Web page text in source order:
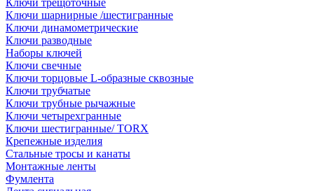
Ключи трещоточные
Ключи шарнирные /шестигранные
Ключи динамометрические
Ключи разводные
Наборы ключей
Ключи свечные
Ключи торцовые L-образные сквозные
Ключи трубчатые
Ключи трубные рычажные
Ключи четырехгранные
Ключи шестигранные/ TORX
Крепежные изделия
Стальные тросы и канаты
Монтажные ленты
Фумлента